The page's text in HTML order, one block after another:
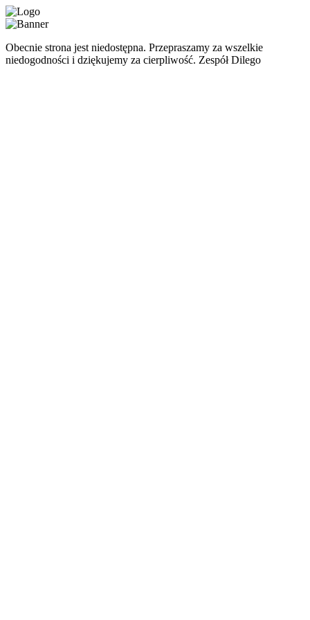
Obecnie strona jest niedostępna. Przepraszamy za wszelkie
niedogodności i dziękujemy za cierpliwość. Zespół Dilego